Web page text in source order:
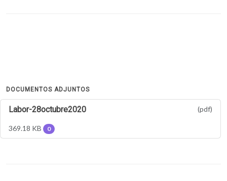
DOCUMENTOS ADJUNTOS
Labor-28octubre2020 (pdf)
369.18 KB 0